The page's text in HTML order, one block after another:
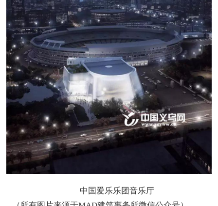
中国爱乐乐团音乐厅